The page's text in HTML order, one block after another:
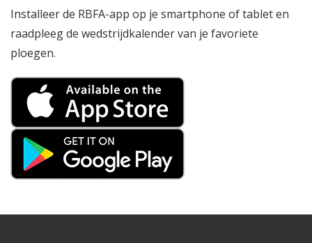
Installeer de RBFA-app op je smartphone of tablet en
raadpleeg de wedstrijdkalender van je favoriete
ploegen.